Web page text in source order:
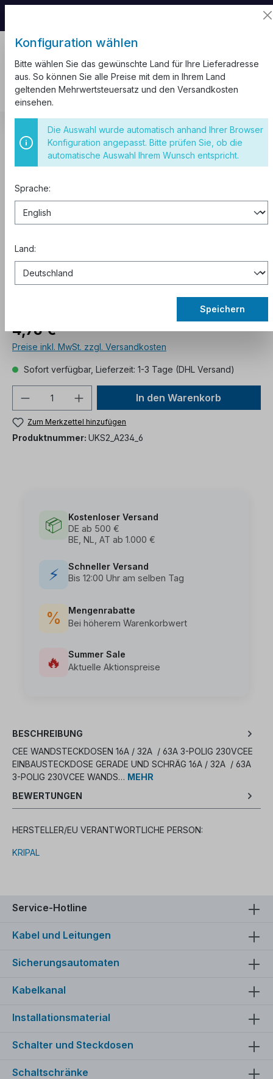
CEE Steckdosen CEE Stecker IP44
IP44 32A 3P 230V 6h CEE Stecker
4,76 €*
Preise inkl. MwSt. zzgl. Versandkosten
Sofort verfügbar, Lieferzeit: 1-3 Tage (DHL Versand)
In den Warenkorb
Zum Merkzettel hinzufügen
Produktnummer: UKS2_A234_6
📦
Kostenloser Versand
DE ab 500 €
BE, NL, AT ab 1.000 €
⚡
Schneller Versand
Bis 12:00 Uhr am selben Tag
%
Mengenrabatte
Bei höherem Warenkorbwert
🔥
Summer Sale
Aktuelle Aktionspreise
BESCHREIBUNG
CEE WANDSTECKDOSEN 16A / 32A / 63A 3-POLIG 230VCEE
EINBAUSTECKDOSE GERADE UND SCHRÄG 16A / 32A / 63A
3-POLIG 230VCEE WANDS… MEHR
BEWERTUNGEN
HERSTELLER/EU VERANTWORTLICHE PERSON:
KRIPAL
Service-Hotline
Kabel und Leitungen
Sicherungsautomaten
Kabelkanal
Installationsmaterial
Schalter und Steckdosen
Schaltschränke
Konfiguration wählen
Bitte wählen Sie das gewünschte Land für Ihre Lieferadresse
aus. So können Sie alle Preise mit dem in Ihrem Land
geltenden Mehrwertsteuersatz und den Versandkosten
einsehen.
Die Auswahl wurde automatisch anhand Ihrer Browser
Konfiguration angepasst. Bitte prüfen Sie, ob die
automatische Auswahl Ihrem Wunsch entspricht.
Sprache:
Land:
Speichern